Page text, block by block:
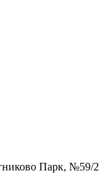
Парк, №59/2